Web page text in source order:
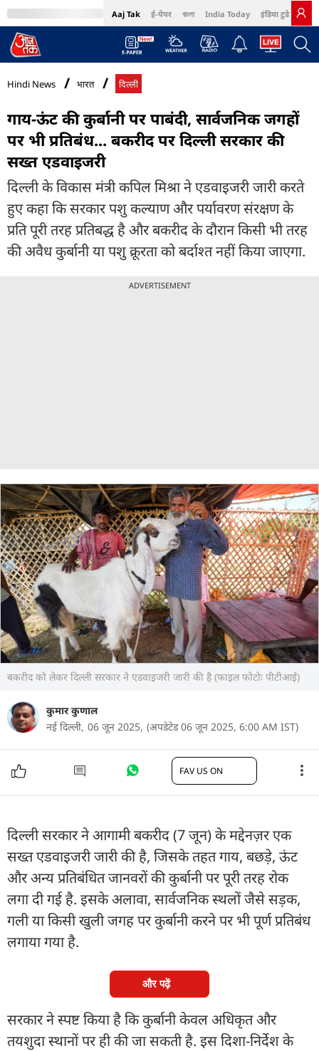
Aaj Tak ई-पेपर বাংলা India Today इंडिया टुडे हिंदी
MumbaiTak Cosmopolitan Harper's Bazaar Northeast
Hindi News भारत दिल्ली
गाय-ऊंट की कुर्बानी पर पाबंदी, सार्वजनिक जगहों
पर भी प्रतिबंध... बकरीद पर दिल्ली सरकार की
सख्त एडवाइजरी
दिल्ली के विकास मंत्री कपिल मिश्रा ने एडवाइजरी जारी करते
हुए कहा कि सरकार पशु कल्याण और पर्यावरण संरक्षण के
प्रति पूरी तरह प्रतिबद्ध है और बकरीद के दौरान किसी भी तरह
की अवैध कुर्बानी या पशु क्रूरता को बर्दाश्त नहीं किया जाएगा.
ADVERTISEMENT
बकरीद को लेकर दिल्ली सरकार ने एडवाइजरी जारी की है (फाइल फोटोः पीटीआई)
कुमार कुणाल
नई दिल्ली, 06 जून 2025, (अपडेटेड 06 जून 2025, 6:00 AM IST)
FAV US ON
दिल्ली सरकार ने आगामी बकरीद (7 जून) के मद्देनज़र एक
सख्त एडवाइजरी जारी की है, जिसके तहत गाय, बछड़े, ऊंट
और अन्य प्रतिबंधित जानवरों की कुर्बानी पर पूरी तरह रोक
लगा दी गई है. इसके अलावा, सार्वजनिक स्थलों जैसे सड़क,
गली या किसी खुली जगह पर कुर्बानी करने पर भी पूर्ण प्रतिबंध
लगाया गया है.
और पढ़ें
सरकार ने स्पष्ट किया है कि कुर्बानी केवल अधिकृत और
तयशुदा स्थानों पर ही की जा सकती है. इस दिशा-निर्देश के